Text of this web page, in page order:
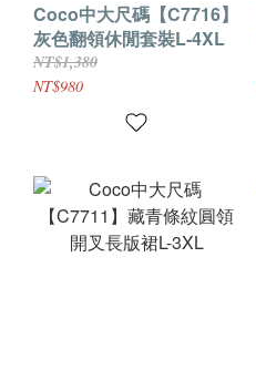
Coco中大尺碼【C7716】
灰色翻領休閒套裝L-4XL
NT$1,380
NT$980